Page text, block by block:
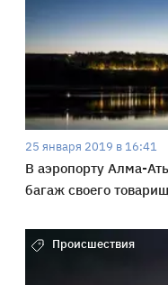
25 января 2019 в 16:41
В аэропорту Алма-
багаж своего
Происшествия